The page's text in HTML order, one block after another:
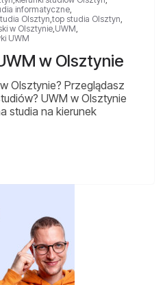
informatyczne,
Olsztyn,top studia Olsztyn,
w Olsztynie,UWM,
UWM
w Olsztynie
Olsztynie? Przeglądasz
UWM w Olsztynie
studia na kierunek